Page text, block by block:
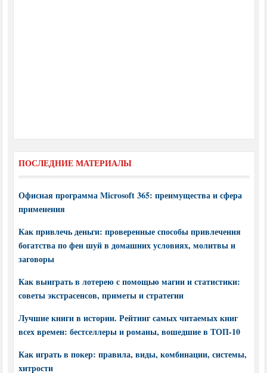
ПОСЛЕДНИЕ МАТЕРИАЛЫ
Офисная программа Microsoft 365: преимущества и сфера
применения
Как привлечь деньги: проверенные способы привлечения
богатства по фен шуй в домашних условиях, молитвы и
заговоры
Как выиграть в лотерею с помощью магии и статистики:
советы экстрасенсов, приметы и стратегии
Лучшие книги в истории. Рейтинг самых читаемых книг
всех времен: бестселлеры и романы, вошедшие в ТОП-10
Как играть в покер: правила, виды, комбинации, системы,
хитрости